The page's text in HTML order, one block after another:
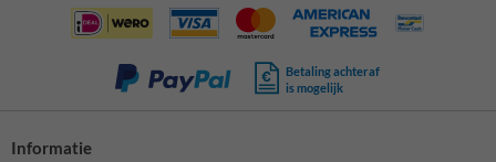
Betaling achteraf
is mogelijk
Informatie